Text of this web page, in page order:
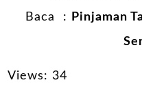
Baca :
Pinjaman
Views: 34